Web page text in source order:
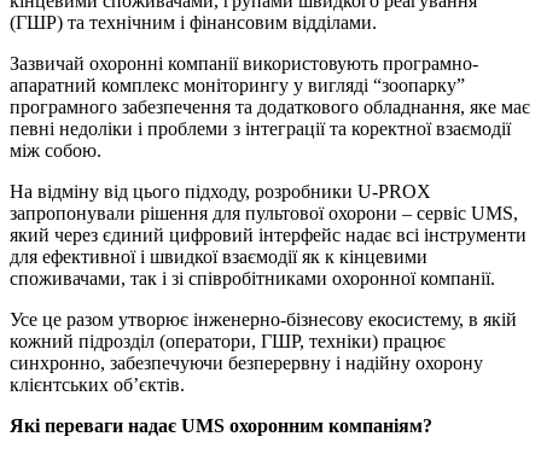
(ГШР) та технічним і фінансовим відділами.
Зазвичай охоронні компанії використовують програмно-
апаратний комплекс моніторингу у вигляді “зоопарку”
програмного забезпечення та додаткового обладнання, яке має
певні недоліки і проблеми з інтеграції та коректної взаємодії
між собою.
На відміну від цього підходу, розробники U-PROX
запропонували рішення для пультової охорони – сервіс UMS,
який через єдиний цифровий інтерфейс надає всі інструменти
для ефективної і швидкої взаємодії як к кінцевими
споживачами, так і зі співробітниками охоронної компанії.
Усе це разом утворює інженерно-бізнесову екосистему, в якій
кожний підрозділ (оператори, ГШР, техніки) працює
синхронно, забезпечуючи безперервну і надійну охорону
клієнтських об’єктів.
Які переваги надає UMS охоронним компаніям?